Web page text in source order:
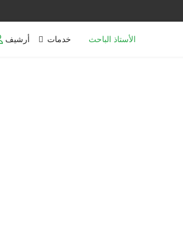
الأستاذ الباحث خدمات أرشيف